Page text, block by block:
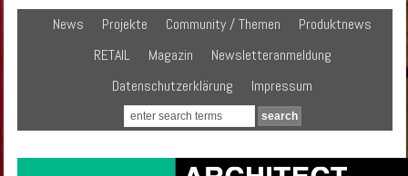
News Projekte Community / Themen
Produktnews
RETAIL
Magazin
Newsletteranmeldung
Datenschutzerklärung
Impressum